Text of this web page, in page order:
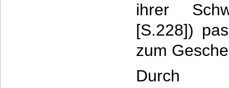
ihrer
[S.228])
zum